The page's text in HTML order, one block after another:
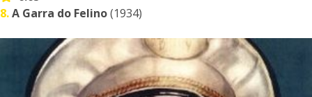
8.A Garra do Felino(1934)